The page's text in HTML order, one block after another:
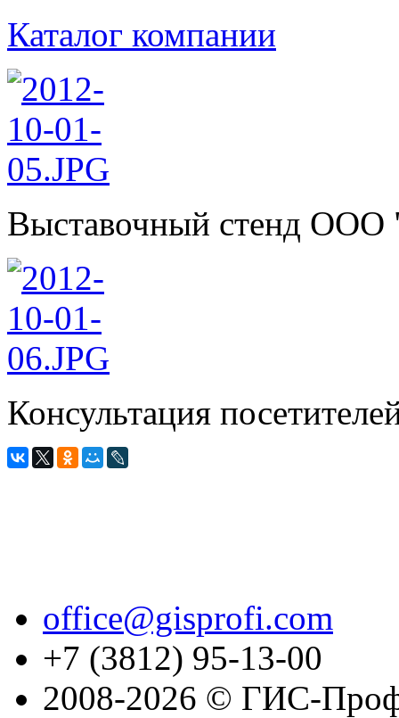
Каталог компании
Выставочный стенд ООО
Консультация
office@gisprofi.com
+7 (3812) 95-13-00
2008-2026 © ГИС-